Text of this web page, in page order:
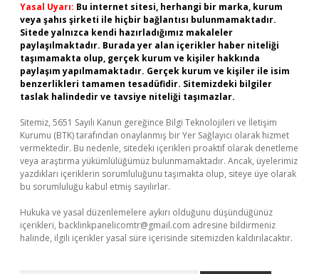
Yasal Uyarı: Bu internet sitesi, herhangi bir marka, kurum
veya şahıs şirketi ile hiçbir bağlantısı bulunmamaktadır.
Sitede yalnızca kendi hazırladığımız makaleler
paylaşılmaktadır. Burada yer alan içerikler haber niteliği
taşımamakta olup, gerçek kurum ve kişiler hakkında
paylaşım yapılmamaktadır. Gerçek kurum ve kişiler ile isim
benzerlikleri tamamen tesadüfidir. Sitemizdeki bilgiler
taslak halindedir ve tavsiye niteliği taşımazlar.
Sitemiz, 5651 Sayılı Kanun gereğince Bilgi Teknolojileri ve İletişim
Kurumu (BTK) tarafından onaylanmış bir Yer Sağlayıcı olarak hizmet
vermektedir. Bu nedenle, sitedeki içerikleri proaktif olarak denetleme
veya araştırma yükümlülüğümüz bulunmamaktadır. Ancak, üyelerimiz
yazdıkları içeriklerin sorumluluğunu taşımakta olup, siteye üye olarak
bu sorumluluğu kabul etmiş sayılırlar.
Hukuka ve yasal düzenlemelere aykırı olduğunu düşündüğünüz
içerikleri, backlinkpanelicomtr@gmail.com adresine bildirmeniz
halinde, ilgili içerikler yasal süre içerisinde sitemizden kaldırılacaktır.